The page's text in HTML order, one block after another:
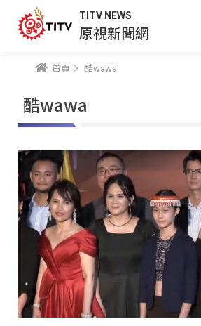
TITV NEWS
原視新聞網
首頁 酷wawa
酷wawa